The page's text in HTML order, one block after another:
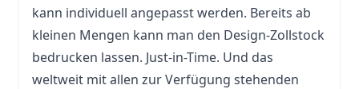
kann individuell angepasst werden. Bereits ab
kleinen Mengen kann man den Design-Zollstock
bedrucken lassen. Just-in-Time. Und das
weltweit mit allen zur Verfügung stehenden